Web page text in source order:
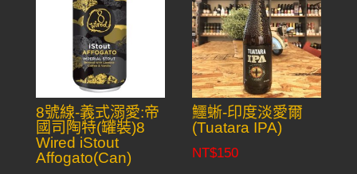
8號線-義式溺愛:帝
國司陶特(罐裝)8
Wired iStout
Affogato(Can)
鱷蜥-印度淡愛爾
(Tuatara IPA)
NT$150